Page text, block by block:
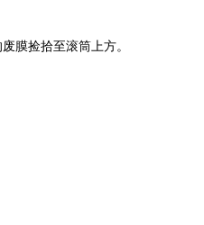
膜捡拾至滚筒上方。